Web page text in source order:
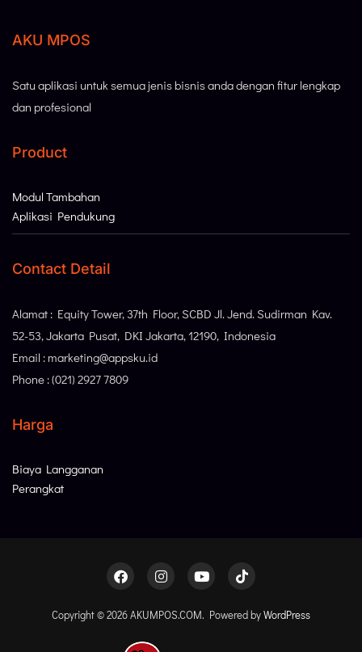
AKU MPOS
Satu aplikasi untuk semua jenis bisnis anda dengan fitur lengkap
dan profesional
Product
Modul Tambahan
Aplikasi Pendukung
Contact Detail
Alamat : Equity Tower, 37th Floor, SCBD Jl. Jend. Sudirman Kav.
52-53, Jakarta Pusat, DKI Jakarta, 12190, Indonesia
Email : marketing@appsku.id
Phone : (021) 2927 7809
Harga
Biaya Langganan
Perangkat
Copyright © 2026 AKUMPOS.COM. Powered byWordPress